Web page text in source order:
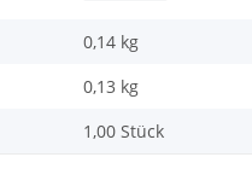
0,14 kg
0,13 kg
1,00 Stück